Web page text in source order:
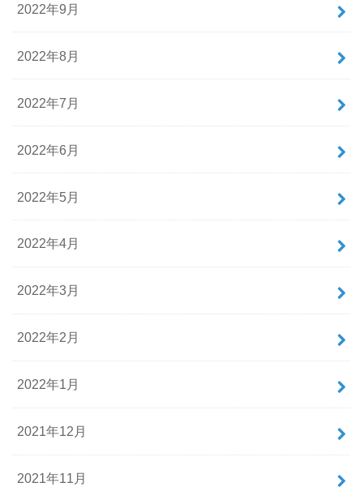
2022年9月
2022年8月
2022年7月
2022年6月
2022年5月
2022年4月
2022年3月
2022年2月
2022年1月
2021年12月
2021年11月